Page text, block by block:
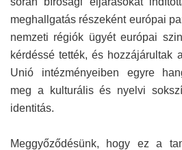
meghallgatás részeként európai
nemzeti régiók ügyét európai
kérdéssé tették, és hozzájárultak
Unió intézményeiben egyre
meg a kulturális és nyelvi
identitás.
Meggyőződésünk, hogy ez a